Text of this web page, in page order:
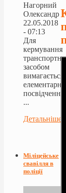
Нагорний
Олександр
22.05.2018
- 07:13
Для
кермування
засобом
вимагається
елементарне
посвідчення
...
Детальніше...
Міліцейське
свавілля в
поліції